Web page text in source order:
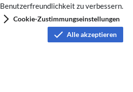
Benutzerfreundlichkeit zu verbessern.
Cookie-Zustimmungseinstellungen
Alle akzeptieren